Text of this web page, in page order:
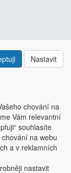
pro informační
příjemnou
na míru.
administrace a
Nastavit
chování na
Vám relevantní
souhlasíte
na webu
a v reklamních
nastavit